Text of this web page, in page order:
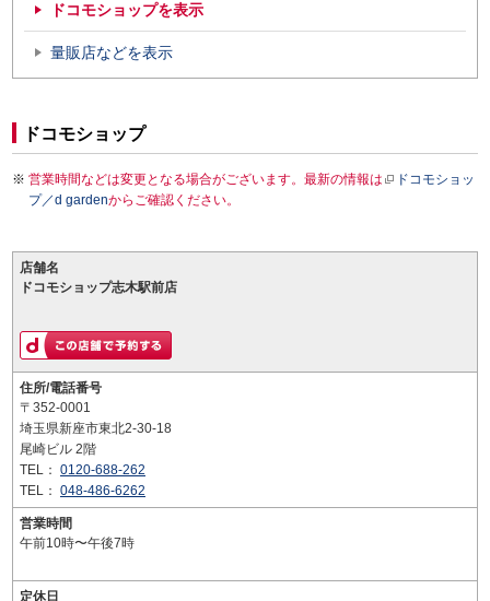
ドコモショップを表示
量販店などを表示
ドコモショップ
営業時間などは変更となる場合がございます。最新の情報は
ドコモショッ
プ／d gardenからご確認ください。
店舗名
ドコモショップ志木駅前店
住所/電話番号
〒352-0001
埼玉県新座市東北2-30-18
尾崎ビル 2階
TEL： 0120-688-262
TEL： 048-486-6262
営業時間
午前10時〜午後7時
定休日